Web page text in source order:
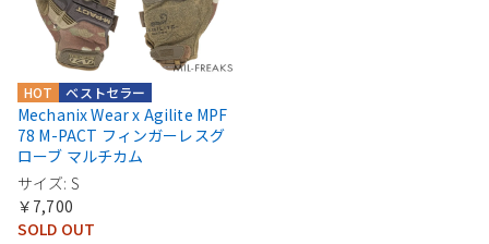
ベストセラー
HOT
Mechanix Wear x Agilite MPF
78 M-PACT フィンガーレスグ
ローブ マルチカム
サイズ: S
￥7,700
SOLD OUT